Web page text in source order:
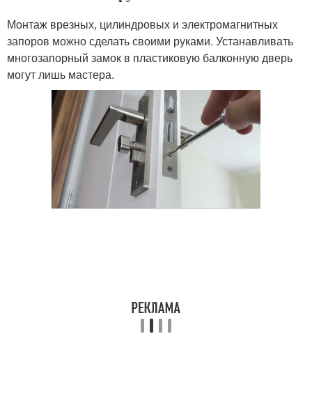
Монтаж врезных, цилиндровых и электромагнитных
запоров можно сделать своими руками. Устанавливать
многозапорный замок в пластиковую балконную дверь
могут лишь мастера.